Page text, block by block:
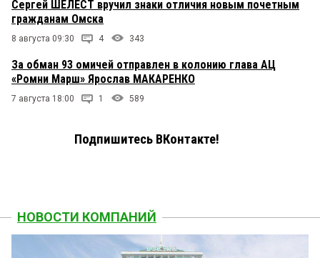
Сергей ШЕЛЕСТ вручил знаки отличия новым почетным
гражданам Омска
8 августа 09:30 4 343
За обман 93 омичей отправлен в колонию глава АЦ
«Ромни Марш» Ярослав МАКАРЕНКО
7 августа 18:00 1 589
Подпишитесь ВКонтакте!
НОВОСТИ КОМПАНИЙ